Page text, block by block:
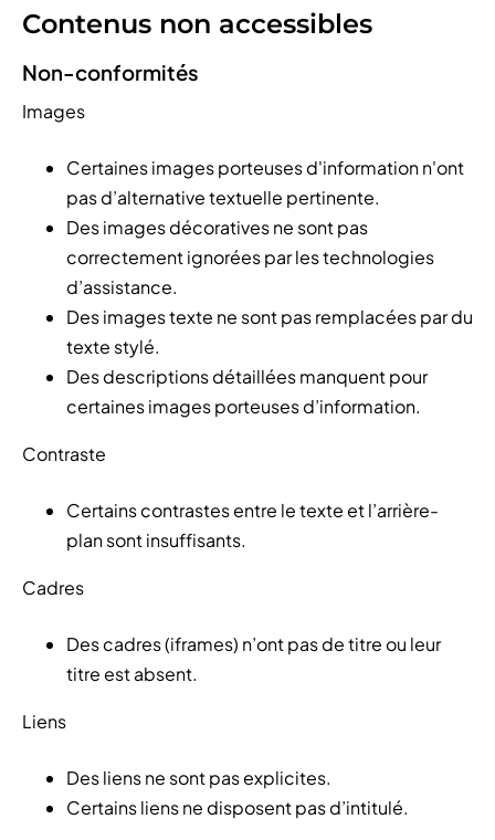
Contenus non accessibles
Non-conformités
Images
Certaines images porteuses d'information n'ont
pas d’alternative textuelle pertinente.
Des images décoratives ne sont pas
correctement ignorées par les technologies
d’assistance.
Des images texte ne sont pas remplacées par du
texte stylé.
Des descriptions détaillées manquent pour
certaines images porteuses d’information.
Contraste
Certains contrastes entre le texte et l’arrière-
plan sont insuffisants.
Cadres
Des cadres (iframes) n’ont pas de titre ou leur
titre est absent.
Liens
Des liens ne sont pas explicites.
Certains liens ne disposent pas d’intitulé.